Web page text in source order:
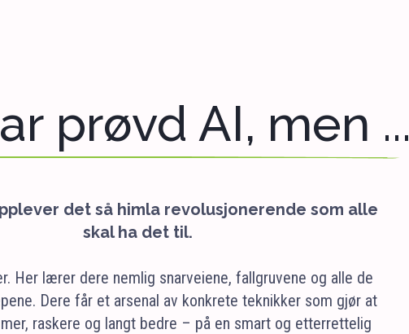
prøvd AI, men ...
det så himla revolusjonerende som alle
skal ha det til.
Her lærer dere nemlig snarveiene, fallgruvene og alle de
Dere får et arsenal av konkrete teknikker som gjør at
raskere og langt bedre – på en smart og etterrettelig